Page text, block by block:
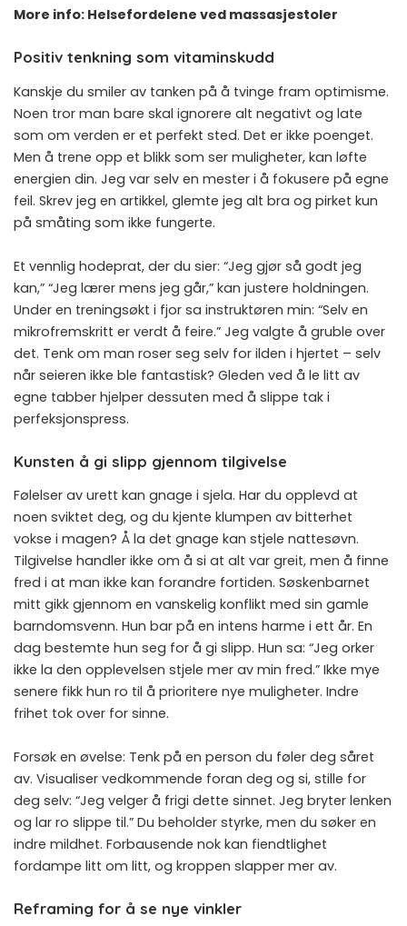
More info: Helsefordelene ved massasjestoler
Positiv tenkning som vitaminskudd
Kanskje du smiler av tanken på å tvinge fram optimisme.
Noen tror man bare skal ignorere alt negativt og late
som om verden er et perfekt sted. Det er ikke poenget.
Men å trene opp et blikk som ser muligheter, kan løfte
energien din. Jeg var selv en mester i å fokusere på egne
feil. Skrev jeg en artikkel, glemte jeg alt bra og pirket kun
på småting som ikke fungerte.
Et vennlig hodeprat, der du sier: “Jeg gjør så godt jeg
kan,” “Jeg lærer mens jeg går,” kan justere holdningen.
Under en treningsøkt i fjor sa instruktøren min: “Selv en
mikrofremskritt er verdt å feire.” Jeg valgte å gruble over
det. Tenk om man roser seg selv for ilden i hjertet – selv
når seieren ikke ble fantastisk? Gleden ved å le litt av
egne tabber hjelper dessuten med å slippe tak i
perfeksjonspress.
Kunsten å gi slipp gjennom tilgivelse
Følelser av urett kan gnage i sjela. Har du opplevd at
noen sviktet deg, og du kjente klumpen av bitterhet
vokse i magen? Å la det gnage kan stjele nattesøvn.
Tilgivelse handler ikke om å si at alt var greit, men å finne
fred i at man ikke kan forandre fortiden. Søskenbarnet
mitt gikk gjennom en vanskelig konflikt med sin gamle
barndomsvenn. Hun bar på en intens harme i ett år. En
dag bestemte hun seg for å gi slipp. Hun sa: “Jeg orker
ikke la den opplevelsen stjele mer av min fred.” Ikke mye
senere fikk hun ro til å prioritere nye muligheter. Indre
frihet tok over for sinne.
Forsøk en øvelse: Tenk på en person du føler deg såret
av. Visualiser vedkommende foran deg og si, stille for
deg selv: “Jeg velger å frigi dette sinnet. Jeg bryter lenken
og lar ro slippe til.” Du beholder styrke, men du søker en
indre mildhet. Forbausende nok kan fiendtlighet
fordampe litt om litt, og kroppen slapper mer av.
Reframing for å se nye vinkler